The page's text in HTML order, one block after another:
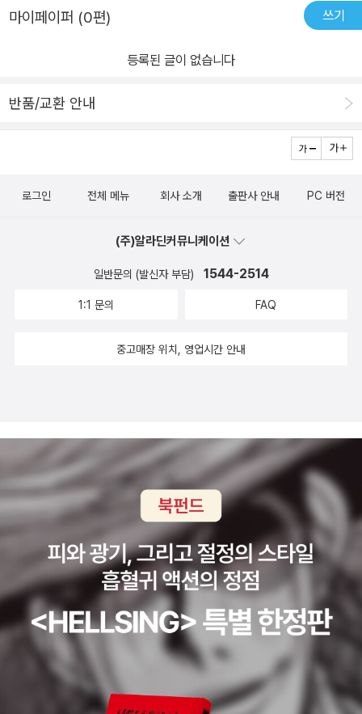
마이페이퍼 (0편) 쓰기
등록된 글이 없습니다
반품/교환 안내
로그인 전체 메뉴 회사 소개 출판사 안내 PC 버전
(주)알라딘커뮤니케이션
일반문의 (발신자 부담) 1544-2514
1:1 문의 FAQ
중고매장 위치, 영업시간 안내